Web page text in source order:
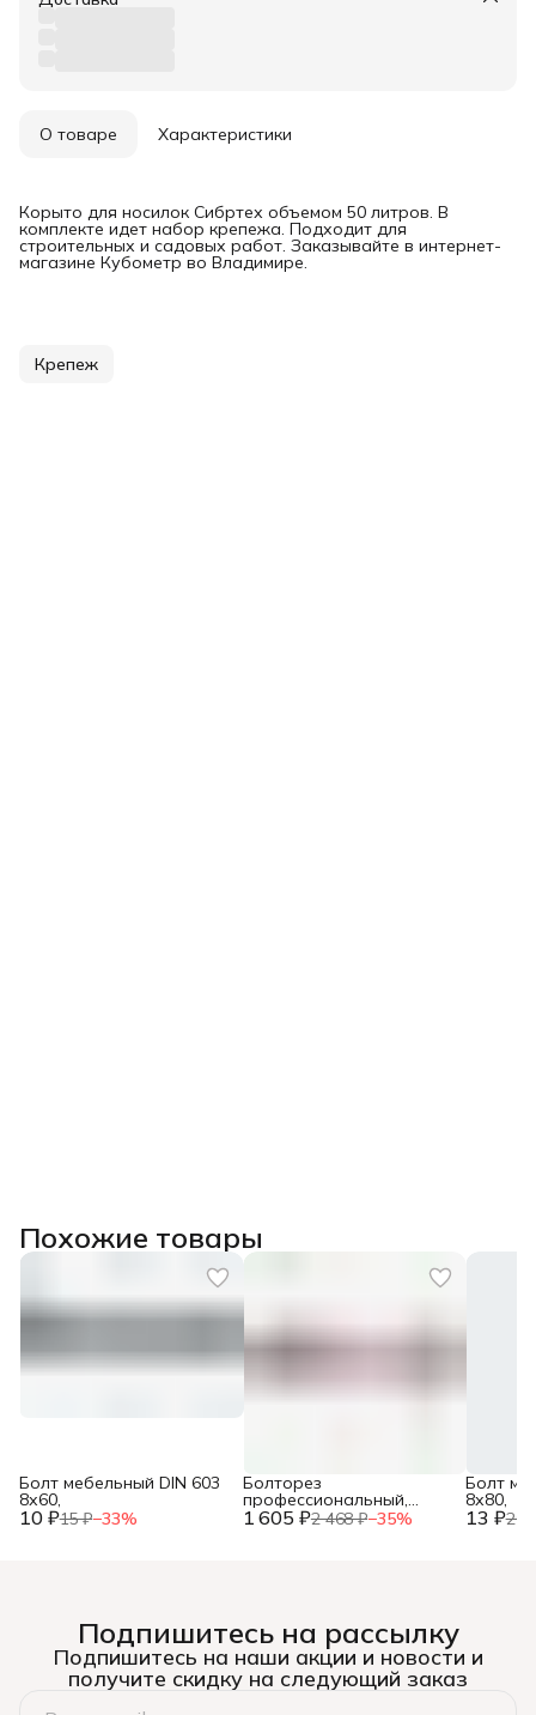
О товаре Характеристики
Корыто для носилок Сибртех объемом 50 литров. В
комплекте идет набор крепежа. Подходит для
строительных и садовых работ. Заказывайте в интернет-
магазине Кубометр во Владимире.
Крепеж
Похожие товары
10 ₽15 ₽−33%
Болт мебельный DIN 603
8х60,
1 605 ₽2 468 ₽−35%
Болторез
профессиональный,
губки из 13 ₽20
Болт
8х80,
Подпишитесь на рассылку
Подпишитесь на наши акции и новости и
получите скидку на следующий заказ